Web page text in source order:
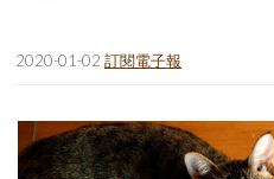
旅遊美食集
書房集
2020-01-02 訂閱電子報